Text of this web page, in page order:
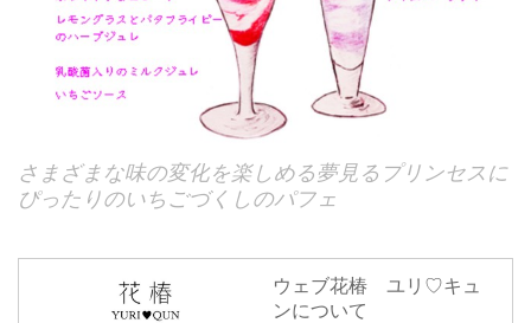
さまざまな味の変化を楽しめる夢見るプリンセスに
ぴったりのいちごづくしのパフェ
ウェブ花椿 ユリ♡キュ
ンについて